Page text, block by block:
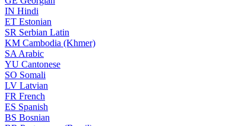
IN Hindi
ET Estonian
SR Serbian Latin
KM Cambodia (Khmer)
SA Arabic
YU Cantonese
SO Somali
LV Latvian
FR French
ES Spanish
BS Bosnian